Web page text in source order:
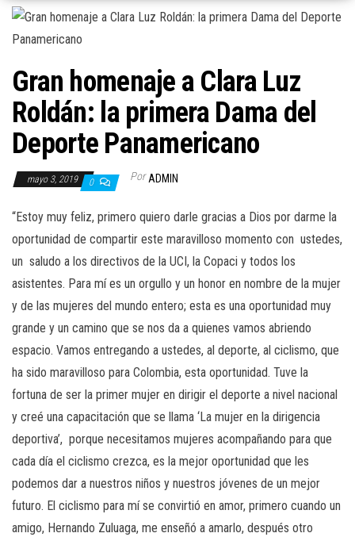
n
n
Gran homenaje a Clara Luz
Roldán: la primera Dama del
Deporte Panamericano
mayo 3, 2019 0 Por ADMIN
“Estoy muy feliz, primero quiero darle gracias a Dios por darme la
oportunidad de compartir este maravilloso momento con ustedes,
un saludo a los directivos de la UCI, la Copaci y todos los
asistentes. Para mí es un orgullo y un honor en nombre de la mujer
y de las mujeres del mundo entero; esta es una oportunidad muy
grande y un camino que se nos da a quienes vamos abriendo
espacio. Vamos entregando a ustedes, al deporte, al ciclismo, que
ha sido maravilloso para Colombia, esta oportunidad. Tuve la
fortuna de ser la primer mujer en dirigir el deporte a nivel nacional
y creé una capacitación que se llama ‘La mujer en la dirigencia
deportiva’, porque necesitamos mujeres acompañando para que
cada día el ciclismo crezca, es la mejor oportunidad que les
podemos dar a nuestros niños y nuestros jóvenes de un mejor
futuro. El ciclismo para mí se convirtió en amor, primero cuando un
amigo, Hernando Zuluaga, me enseñó a amarlo, después otro